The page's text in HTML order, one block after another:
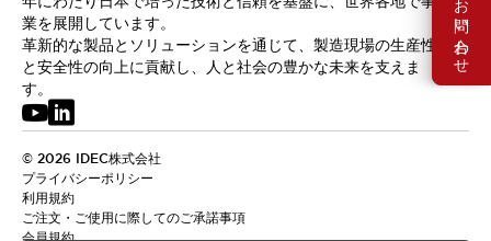
お問い合わせ
業を展開しています。
革新的な製品とソリューションを通じて、製造現場の生産性
と安全性の向上に貢献し、人と社会の豊かな未来を支えま
す。
© 2026 IDEC株式会社
プライバシーポリシー
利用規約
ご注文・ご使用に際してのご承諾事項